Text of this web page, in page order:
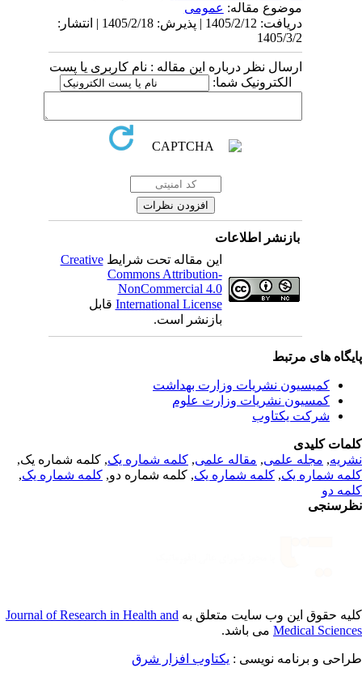
موضوع مقاله:عمومى
دریافت: 1405/2/12 | پذیرش: 1405/2/18 | انتشار:
1405/3/2
ارسال نظر درباره این مقاله : نام کاربری یا پست
الکترونیک شما:
بازنشر اطلاعات
این مقاله تحت شرایطCreative
Commons Attribution-
NonCommercial 4.0
International Licenseقابل
بازنشر است.
های مرتبط
کمیسیون نشریات وزارت بهداشت
کمسیون نشریات وزارت علوم
شرکت یکتاوب
کلیدی
,مجله علمی, مقاله علمی, کلمه شماره یک, کلمه شماره یک,
شماره یک,کلمه شماره یک, کلمه شماره دو,کلمه شماره یک,
دو
حقوق این وب سایت متعلق بهJournal of Research in Health and
Medicalمی باشد.
و برنامه نویسی : یکتاوب افزار شرق